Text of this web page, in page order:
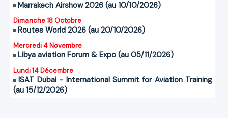
Marrakech Airshow 2026 (au 10/10/2026)
Dimanche 18 Octobre
Routes World 2026 (au 20/10/2026)
Mercredi 4 Novembre
Libya aviation Forum & Expo (au 05/11/2026)
Lundi 14 Décembre
ISAT Dubai - International Summit for Aviation Training
(au 15/12/2026)